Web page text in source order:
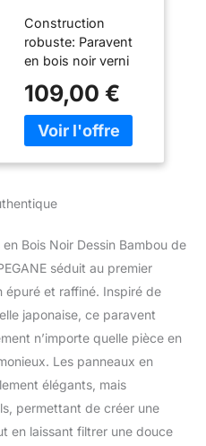
Bois Noir 5
pans
Construction
robuste: Paravent
en bois noir verni
bambou, composé
d'une structure
solide avec
un côté et papier de
lumineuse:
Occultant, ce
paravent vous
une séparation tout
en conservant la
luminosité
Dimensions
généreuses: L220 x
Matériaux de
109,00 €
Bois Noir Dessin Bambou de
séduit au premier
épuré et raffiné. Inspiré de
japonaise, ce paravent
n’importe quelle pièce en
Les panneaux en
élégants, mais
permettant de créer une
en laissant filtrer une douce